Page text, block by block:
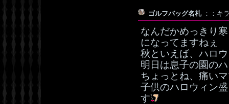
ゴルフバッグ名札 ：：キ
なんだかめっきり
になってますねぇ
秋といえば、ハロ
明日は息子の園の
ちょっとね、痛い
子供のハロウィン
す